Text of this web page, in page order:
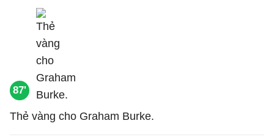
87'
Thẻ vàng cho Graham Burke.